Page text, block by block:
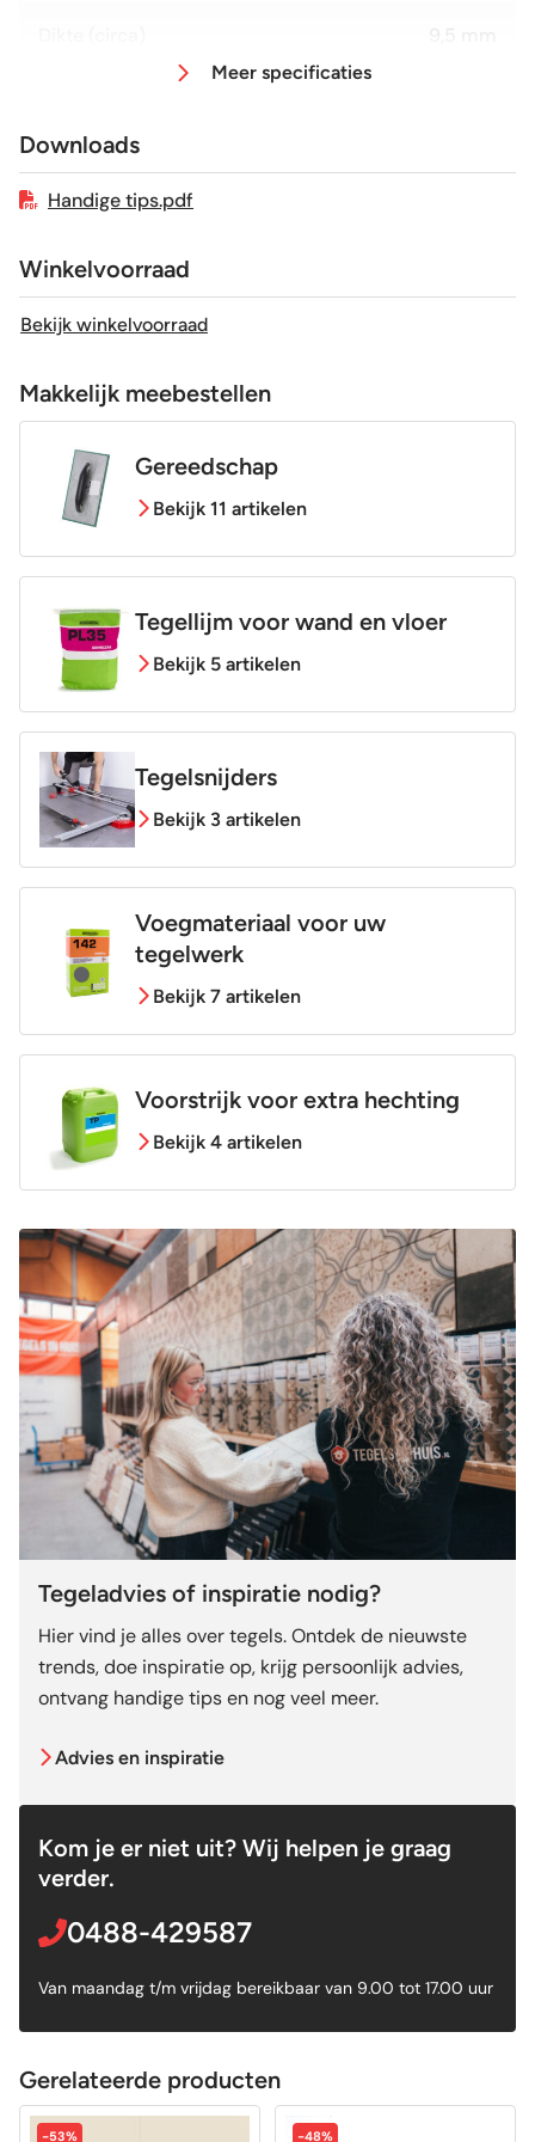
Antislipwaarde R10
Gerectificeerd
Vorstbestendig
Sortering
Craquelé
Meer specificaties
Downloads
Handige tips.pdf
Winkelvoorraad
Bekijk winkelvoorraad
Makkelijk meebestellen
Gereedschap
Bekijk 11 artikelen
Tegellijm voor wand en vloer
Bekijk 5 artikelen
Tegelsnijders
Bekijk 3 artikelen
Voegmateriaal voor uw
tegelwerk
Bekijk 7 artikelen
Voorstrijk voor extra hechting
Bekijk 4 artikelen
Tegeladvies of inspiratie nodig?
Hier vind je alles over tegels. Ontdek de nieuwste
trends, doe inspiratie op, krijg persoonlijk advies,
ontvang handige tips en nog veel meer.
Advies en inspiratie
Kom je er niet uit? Wij helpen je graag
verder.
0488-429587
Van maandag t/m vrijdag bereikbaar van 9.00 tot 17.00 uur
Gerelateerde producten
-53% -48%